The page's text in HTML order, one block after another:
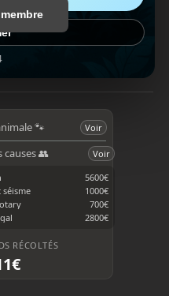
i
T
o
🐾 Voir
causes 👥
Voir
5600€
1000€
700€
2800€
RÉCOLTÉS